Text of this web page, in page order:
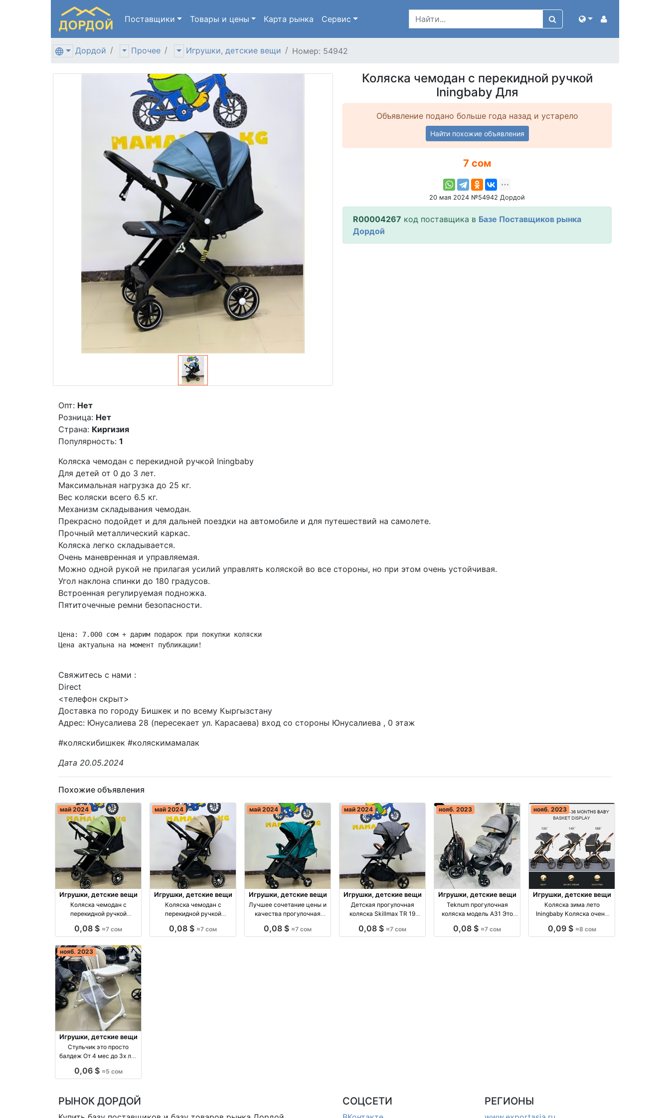
Поставщики Товары и цены Карта рынка Сервис
Дордой Прочее Игрушки, детские вещи Номер: 54942
Коляска чемодан с перекидной ручкой
Iningbaby Для
Объявление подано больше года назад и устарело
Найти похожие объявления
7 сом
20 мая 2024 №54942 Дордой
R00004267 код поставщика в Базе Поставщиков рынка
Дордой
Опт: Нет
Розница: Нет
Страна: Киргизия
Популярность: 1
Коляска чемодан с перекидной ручкой Iningbaby
Для детей от 0 до 3 лет.
Максимальная нагрузка до 25 кг.
Вес коляски всего 6.5 кг.
Механизм складывания чемодан.
Прекрасно подойдет и для дальней поездки на автомобиле и для путешествий на самолете.
Прочный металлический каркас.
Коляска легко складывается.
Очень маневренная и управляемая.
Можно одной рукой не прилагая усилий управлять коляской во все стороны, но при этом очень устойчивая.
Угол наклона спинки до 180 градусов.
Встроенная регулируемая подножка.
Пятиточечные ремни безопасности.
Цена: 7.000 сом + дарим подарок при покупки коляски
Цена актуальна на момент публикации!
Свяжитесь с нами :
Direct
<телефон скрыт>
Доставка по городу Бишкек и по всему Кыргызстану
Адрес: Юнусалиева 28 (пересекает ул. Карасаева) вход со стороны Юнусалиева , 0 этаж
#коляскибишкек #коляскимамалак
Дата 20.05.2024
Похожие объявления
май 2024
Игрушки, детские вещи
Коляска чемодан с
перекидной ручкой
производство Киргизия
0,08 $ ≈7 сом
май 2024
Игрушки, детские вещи
Коляска чемодан с
перекидной ручкой
производство Киргизия
0,08 $ ≈7 сом
май 2024
Игрушки, детские вещи
Лучшее сочетание цены и
качества прогулочная
Киргизия
0,08 $ ≈7 сом
май 2024
Игрушки, детские вещи
Детская прогулочная
коляска Skillmax TR 19
Киргизия
0,08 $ ≈7 сом
нояб. 2023
Игрушки, детские вещи
Teknum прогулочная
коляска модель А31 Это
Киргизия
0,08 $ ≈7 сом
нояб. 2023
Игрушки, детские вещи
Коляска зима лето
Iningbaby Коляска очень
Киргизия
0,09 $ ≈8 сом
нояб. 2023
Игрушки, детские вещи
Стульчик это просто
балдеж От 4 мес до 3х лет
производство Киргизия
0,06 $ ≈5 сом
РЫНОК ДОРДОЙ СОЦСЕТИ РЕГИОНЫ